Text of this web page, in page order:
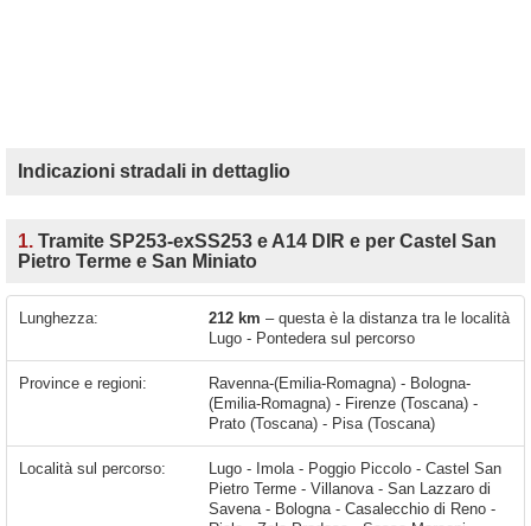
Indicazioni stradali in dettaglio
1. Tramite SP253-exSS253 e A14 DIR e per Castel San
Pietro Terme e San Miniato
Lunghezza: 212 km – questa è la distanza tra le località
Lugo - Pontedera sul percorso
Province e regioni:
Ravenna-(Emilia-Romagna) - Bologna-
(Emilia-Romagna) - Firenze (Toscana) -
Prato (Toscana) - Pisa (Toscana)
Località sul percorso: Lugo - Imola - Poggio Piccolo - Castel San Pietro Terme - Villanova - San Lazzaro di Savena - Bologna - Casalecchio di Reno - Riale - Zola Predosa - Sasso Marconi - Rioveggio - Castiglione dei Pepoli - Cavallina - Calenzano - Prato - Comune di Sesto Fiorentino - Firenze - Scandicci - Lastra a Signa - Ginestra Fiorentina - Turbone - Montelupo Fiorentino - Bobolino - Empoli - Terrafino - Ponte a Elsa - Marcignana - San Miniato Basso - San Miniato - San Pierino - Ponte a Egola - San Donato - San Romano - Montopoli - Castel del Bosco